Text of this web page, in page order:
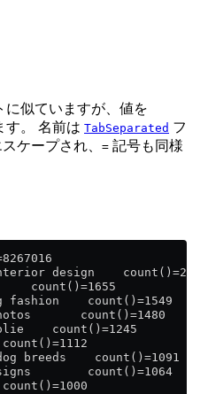
に似ていますが、値を
す。 名前は TabSeparated フ
ケープされ、 = 記号も同様
design    count()=2166
count()=1655
fashion    count()=1549
count()=1480
count()=1245
breeds    count()=1091
count()=1064